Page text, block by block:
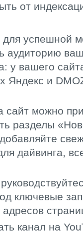
от
успешной
аудиторию
у вашего
Яндекс и
сайт можно
разделы
дайвинга,
ключевые
канал на